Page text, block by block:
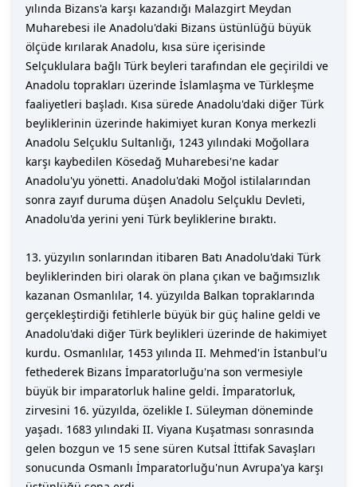
yılında Bizans'a karşı kazandığı Malazgirt Meydan
Muharebesi ile Anadolu'daki Bizans üstünlüğü büyük
ölçüde kırılarak Anadolu, kısa süre içerisinde
Selçuklulara bağlı Türk beyleri tarafından ele geçirildi ve
Anadolu toprakları üzerinde İslamlaşma ve Türkleşme
faaliyetleri başladı. Kısa sürede Anadolu'daki diğer Türk
beyliklerinin üzerinde hakimiyet kuran Konya merkezli
Anadolu Selçuklu Sultanlığı, 1243 yılındaki Moğollara
karşı kaybedilen Kösedağ Muharebesi'ne kadar
Anadolu'yu yönetti. Anadolu'daki Moğol istilalarından
sonra zayıf duruma düşen Anadolu Selçuklu Devleti,
Anadolu'da yerini yeni Türk beyliklerine bıraktı.
13. yüzyılın sonlarından itibaren Batı Anadolu'daki Türk
beyliklerinden biri olarak ön plana çıkan ve bağımsızlık
kazanan Osmanlılar, 14. yüzyılda Balkan topraklarında
gerçekleştirdiği fetihlerle büyük bir güç haline geldi ve
Anadolu'daki diğer Türk beylikleri üzerinde de hakimiyet
kurdu. Osmanlılar, 1453 yılında II. Mehmed'in İstanbul'u
fethederek Bizans İmparatorluğu'na son vermesiyle
büyük bir imparatorluk haline geldi. İmparatorluk,
zirvesini 16. yüzyılda, özelikle I. Süleyman döneminde
yaşadı. 1683 yılındaki II. Viyana Kuşatması sonrasında
gelen bozgun ve 15 sene süren Kutsal İttifak Savaşları
sonucunda Osmanlı İmparatorluğu'nun Avrupa'ya karşı